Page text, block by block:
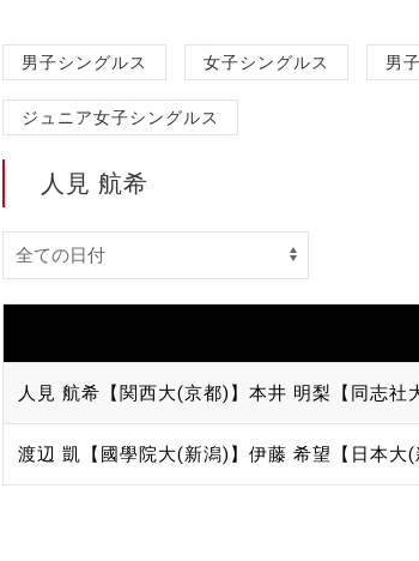
加盟団体登録人数
関連組織一覧
販売品一覧
男子シングルス 女子シングルス 男
ジュニア女子シングルス
人見 航希
人見 航希【関西大(京都)】 本井 明梨【同志社
渡辺 凱【國學院大(新潟)】 伊藤 希望【日本大(